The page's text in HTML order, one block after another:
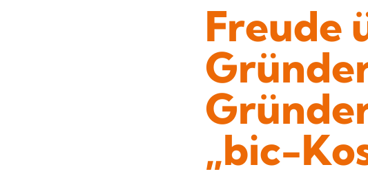
Freude
„bic-